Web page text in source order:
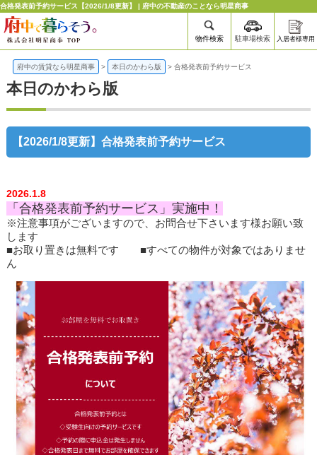
合格発表前予約サービス【2026/1/8更新】 | 府中の不動産のことなら明星商事
物件検索 駐車場検索 入居者様専用
府中の賃貸なら明星商事 > 本日のかわら版 > 合格発表前予約サービス
本日のかわら版
【2026/1/8更新】合格発表前予約サービス
2026.1.8
「合格発表前予約サービス」実施中！
※注意事項がございますので、お問合せ下さいます様お願い致
します
■お取り置きは無料です ■すべての物件が対象ではありませ
ん